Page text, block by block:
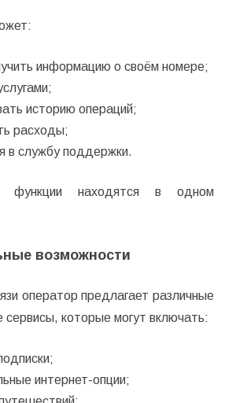
информацию о своём номере;
историю операций;
расходы;
в службу поддержки.
функции находятся в одном
возможности
оператор предлагает различные
сервисы, которые могут включать:
интернет-опции;